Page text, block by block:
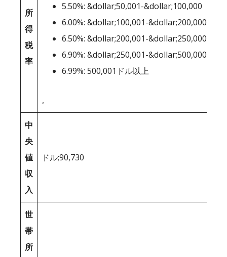
所
得
税
率
5.50%: &dollar;50,001-&dollar;100,000
6.00%: &dollar;100,001-&dollar;200,000
6.50%: &dollar;200,001-&dollar;250,000
6.90%: &dollar;250,001-&dollar;500,000
6.99%: 500,001ドル以上
。
中
央
値
収
入
ドル;90,730
世
帯
所